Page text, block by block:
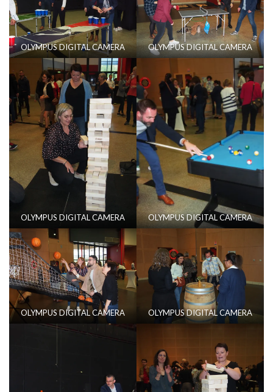
OLYMPUS DIGITAL CAMERA OLYMPUS DIGITAL CAMERA
OLYMPUS DIGITAL CAMERA OLYMPUS DIGITAL CAMERA
OLYMPUS DIGITAL CAMERA OLYMPUS DIGITAL CAMERA